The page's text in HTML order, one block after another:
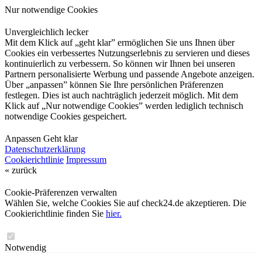
Nur notwendige Cookies
Unvergleichlich lecker
Mit dem Klick auf „geht klar” ermöglichen Sie uns Ihnen über
Cookies ein verbessertes Nutzungserlebnis zu servieren und dieses
kontinuierlich zu verbessern. So können wir Ihnen bei unseren
Partnern personalisierte Werbung und passende Angebote anzeigen.
Über „anpassen” können Sie Ihre persönlichen Präferenzen
festlegen. Dies ist auch nachträglich jederzeit möglich. Mit dem
Klick auf „Nur notwendige Cookies” werden lediglich technisch
notwendige Cookies gespeichert.
Anpassen Geht klar
Datenschutzerklärung
Cookierichtlinie Impressum
« zurück
Cookie-Präferenzen verwalten
Wählen Sie, welche Cookies Sie auf check24.de akzeptieren. Die
Cookierichtlinie finden Sie hier.
Notwendig